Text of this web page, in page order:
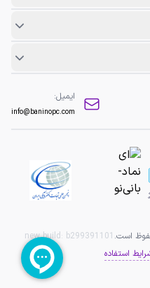
ایمیل:
info@baninopc.com
است. new build: b299391101
استفاده